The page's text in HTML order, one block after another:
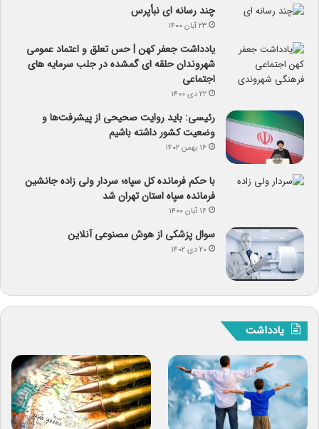
چند رسانه ای نبأپرس
۲۳ آبان ۱۴۰۰
یادداشت جعفر کهن | حس تعلق و اعتماد عمومی
شهروندان حلقه ای گمشده در جلب سرمایه های
اجتماعی
۲۲ دی ۱۴۰۰
رئیسی: باید روایت صحیحی از پیشرفت‌ها و
وضعیت کشور داشته باشیم
۱۶ بهمن ۱۴۰۲
با حکم فرمانده کل سپاه؛ سردار ولی زاده جانشین
فرمانده سپاه استان تهران شد
۱۶ آبان ۱۴۰۰
سوال پزشکی از هوش مصنوعی آنلاین
۲۰ دی ۱۴۰۲
یادداشت